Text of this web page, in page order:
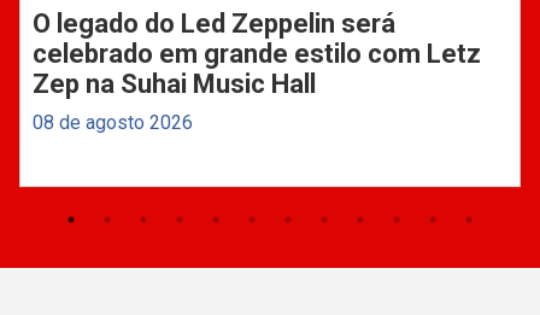
O legado do Led Zeppelin será
celebrado em grande estilo com Letz
Zep na Suhai Music Hall
08 de agosto 2026